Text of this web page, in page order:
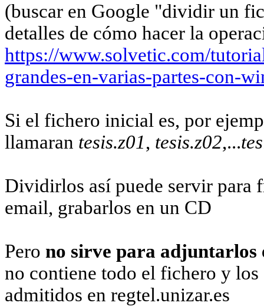
(buscar en Google "dividir un
detalles de cómo hacer la
https://www.solvetic.com/
grandes-en-varias-partes-con-
Si el fichero inicial es, por
llamaran tesis.z01, tesis.z02,...
Dividirlos así puede servir para
email, grabarlos en un CD
Pero no sirve para adjuntarlos
no contiene todo el fichero y
admitidos en regtel.unizar.es